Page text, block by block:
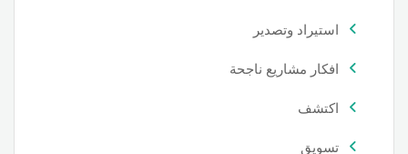
استيراد وتصدير
افكار مشاريع ناجحة
اكتشف
تسويق